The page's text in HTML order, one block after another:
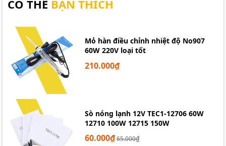
CÓ THỂ BẠN THÍCH
Mỏ hàn điều chỉnh nhiệt độ No907
60W 220V loại tốt
210.000₫
Sò nóng lạnh 12V TEC1-12706 60W
12710 100W 12715 150W
60.000₫65.000₫